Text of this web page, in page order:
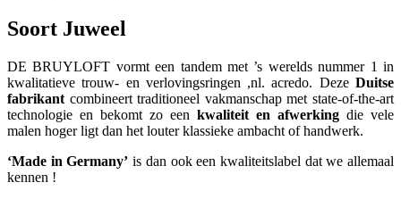
Soort Juweel
DE BRUYLOFT vormt een tandem met ’s werelds nummer 1 in
kwalitatieve trouw- en verlovingsringen ,nl. acredo. DezeDuitse
fabrikant combineert traditioneel vakmanschap met state-of-the-art
technologie en bekomt zo een kwaliteit en afwerking die vele
malen hoger ligt dan het louter klassieke ambacht of handwerk.
‘Made in Germany’ is dan ook een kwaliteitslabel dat we allemaal
kennen !